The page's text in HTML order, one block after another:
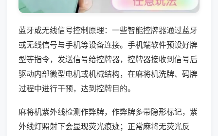
蓝牙或无线信号控制原理：一些智能控牌器通过蓝牙
或无线信号与手机等设备连接。手机端软件预设好牌
型等指令，发送信号给控牌器，控牌器接收到信号后
驱动内部微型电机或机械结构，在麻将机洗牌、码牌
过程中进行干预，达到控牌目的。
麻将机紫外线检测作弊牌，作弊牌多带隐形标记，紫
外线灯照射下会显现荧光痕迹；正常麻将无荧光反